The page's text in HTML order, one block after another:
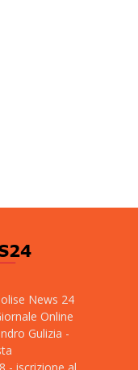
News 24
Online
Gulizia -